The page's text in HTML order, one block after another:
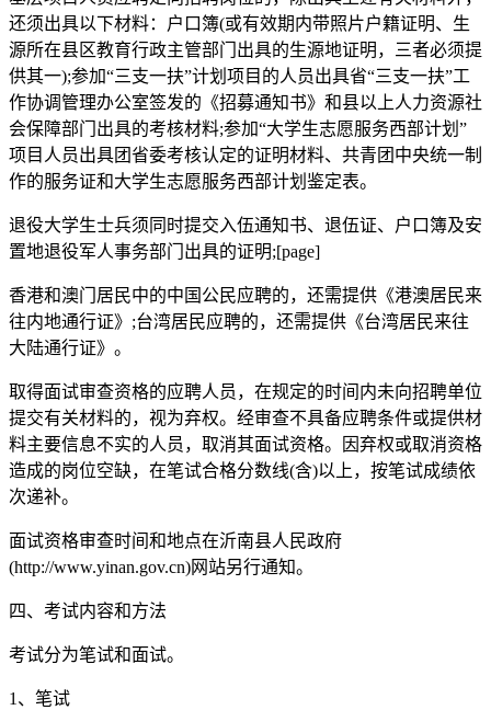
还须出具以下材料：户口簿(或有效期内带照片户籍证明、生
源所在县区教育行政主管部门出具的生源地证明，三者必须提
供其一);参加“三支一扶”计划项目的人员出具省“三支一扶”工
作协调管理办公室签发的《招募通知书》和县以上人力资源社
会保障部门出具的考核材料;参加“大学生志愿服务西部计划”
项目人员出具团省委考核认定的证明材料、共青团中央统一制
作的服务证和大学生志愿服务西部计划鉴定表。
退役大学生士兵须同时提交入伍通知书、退伍证、户口簿及安
置地退役军人事务部门出具的证明;[page]
香港和澳门居民中的中国公民应聘的，还需提供《港澳居民来
往内地通行证》;台湾居民应聘的，还需提供《台湾居民来往
大陆通行证》。
取得面试审查资格的应聘人员，在规定的时间内未向招聘单位
提交有关材料的，视为弃权。经审查不具备应聘条件或提供材
料主要信息不实的人员，取消其面试资格。因弃权或取消资格
造成的岗位空缺，在笔试合格分数线(含)以上，按笔试成绩依
次递补。
面试资格审查时间和地点在沂南县人民政府
(http://www.yinan.gov.cn)网站另行通知。
四、考试内容和方法
考试分为笔试和面试。
1、笔试